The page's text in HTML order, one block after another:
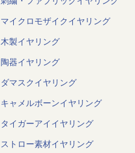
マイクロモザイクイヤリング
木製イヤリング
陶器イヤリング
ダマスクイヤリング
キャメルボーンイヤリング
タイガーアイイヤリング
ストロー素材イヤリング